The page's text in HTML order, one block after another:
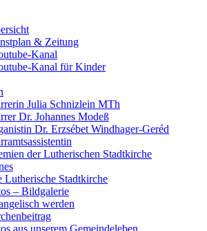
& Zeitung
Kanal
Kanal für Kinder
Julia Schnizlein MTh
Dr. Johannes Modeß
Dr. Erzsébet Windhager-Geréd
der Lutherischen Stadtkirche
Lutherische Stadtkirche
– Bildgalerie
werden
aus unserem Gemeindeleben